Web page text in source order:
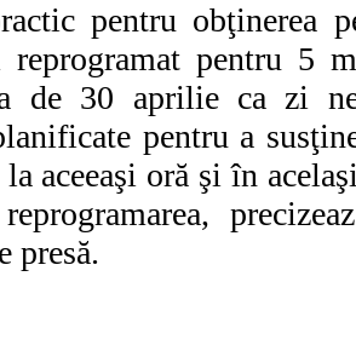
pentru obţinerea
pentru 5
de 30 aprilie ca zi
pentru a
aceeaşi oră şi în
presă.